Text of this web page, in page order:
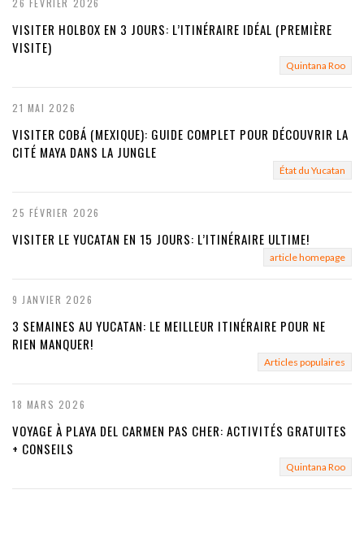
26 FÉVRIER 2026
VISITER HOLBOX EN 3 JOURS: L’ITINÉRAIRE IDÉAL (PREMIÈRE
VISITE)
Quintana Roo
21 MAI 2026
VISITER COBÁ (MEXIQUE): GUIDE COMPLET POUR DÉCOUVRIR LA
CITÉ MAYA DANS LA JUNGLE
État du Yucatan
25 FÉVRIER 2026
VISITER LE YUCATAN EN 15 JOURS: L’ITINÉRAIRE ULTIME!
article homepage
9 JANVIER 2026
3 SEMAINES AU YUCATAN: LE MEILLEUR ITINÉRAIRE POUR NE
RIEN MANQUER!
Articles populaires
18 MARS 2026
VOYAGE À PLAYA DEL CARMEN PAS CHER: ACTIVITÉS GRATUITES
+ CONSEILS
Quintana Roo